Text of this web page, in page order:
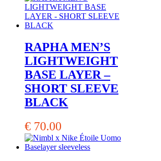
RAPHA MEN’S
LIGHTWEIGHT
BASE LAYER –
SHORT SLEEVE
BLACK
€ 70.00